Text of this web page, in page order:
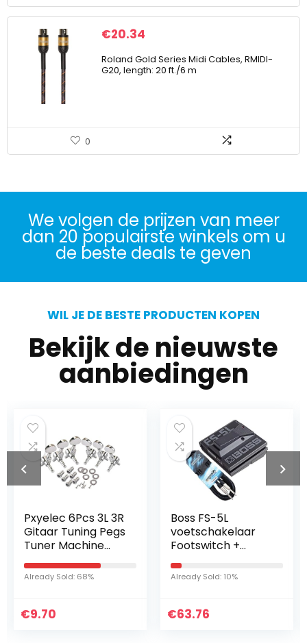
€20.34
Roland Gold Series Midi Cables, RMIDI-
G20, length: 20 ft./6 m
0
We volgen de prijzen van meer
dan 20 populairste winkels om u
de beste deals te geven
WIL JE DE BESTE PRODUCTEN KOPEN
Bekijk de nieuwste
aanbiedingen
Pxyelec 6Pcs 3L 3R
Gitaar Tuning Pegs
Tuner Machine
Heads Knoppen
Tuning Keys voor
Akoestische of
Gitaar…
Already Sold: 68%
€9.70
Boss FS-5L
voetschakelaar
Footswitch +
keepdrum jack
kabel 3m
Already Sold: 10%
€63.76